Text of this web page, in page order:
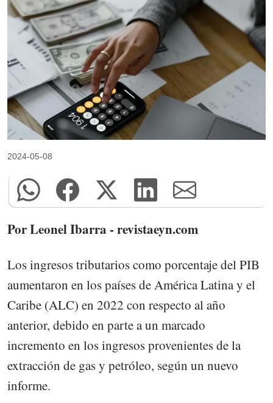
2024-05-08
Por Leonel Ibarra - revistaeyn.com
Los ingresos tributarios como porcentaje del PIB
aumentaron en los países de América Latina y el
Caribe (ALC) en 2022 con respecto al año
anterior, debido en parte a un marcado
incremento en los ingresos provenientes de la
extracción de gas y petróleo, según un nuevo
informe.